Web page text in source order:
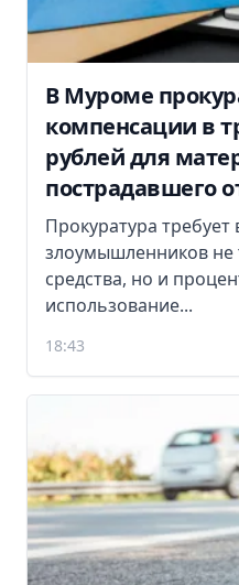
В Муроме
компенсации в
рублей для
пострадавшего
Прокуратура требует
злоумышленников
средства, но и
использование...
18:43